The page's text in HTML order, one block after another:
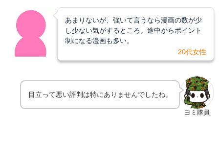
あまりないが、強いて言うなら漫画の数が少
し少ない気がするところ。途中からポイント
制になる漫画も多い。
20代女性
ヨミ隊員
目立って悪い評判は特にありませんでしたね。